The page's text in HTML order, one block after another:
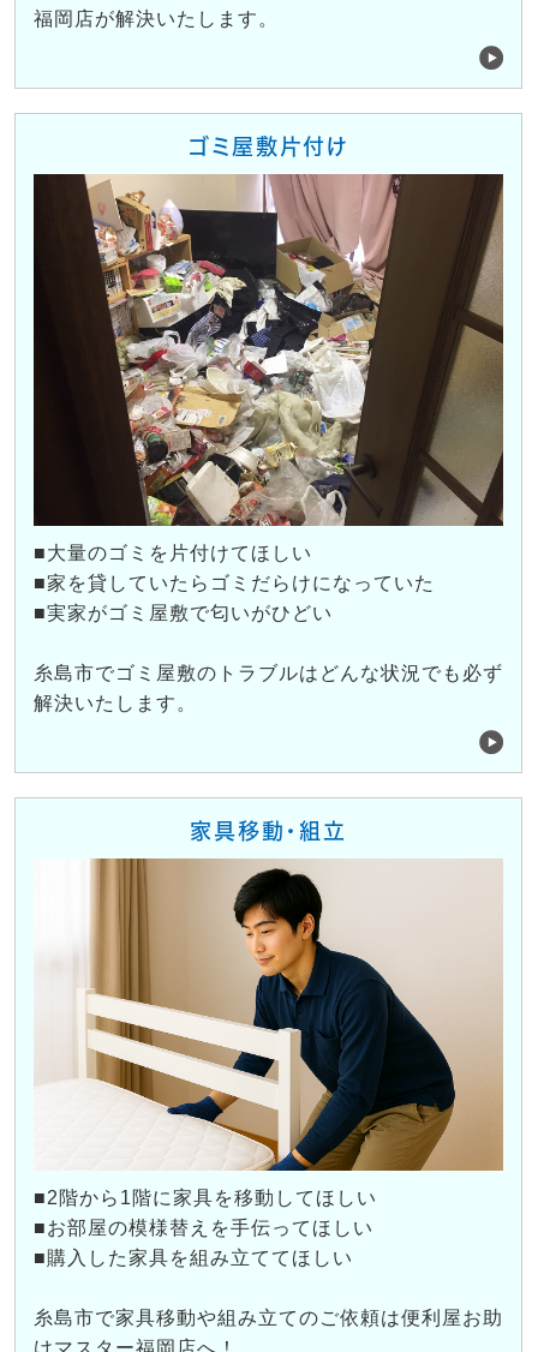
福岡店が解決いたします。
ゴミ屋敷片付け
■大量のゴミを片付けてほしい
■家を貸していたらゴミだらけになっていた
■実家がゴミ屋敷で匂いがひどい
糸島市でゴミ屋敷のトラブルはどんな状況でも必ず
解決いたします。
家具移動・組立
■2階から1階に家具を移動してほしい
■お部屋の模様替えを手伝ってほしい
■購入した家具を組み立ててほしい
糸島市で家具移動や組み立てのご依頼は便利屋お助
けマスター福岡店へ！